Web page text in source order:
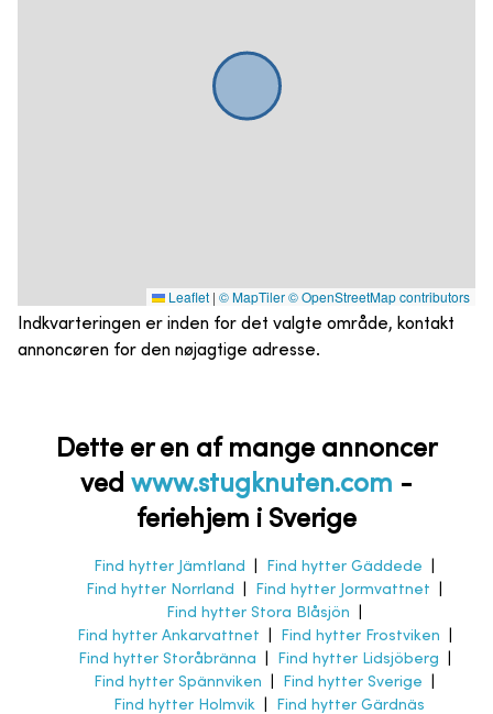
Leaflet | © MapTiler© OpenStreetMap contributors
Indkvarteringen er inden for det valgte område, kontakt
annoncøren for den nøjagtige adresse.
Dette er en af mange annoncer
ved www.stugknuten.com -
feriehjem i Sverige
Find hytter Jämtland Find hytter Gäddede
Find hytter Norrland
Find hytter Jormvattnet
Find hytter Stora Blåsjön
Find hytter Ankarvattnet
Find hytter Frostviken
Find hytter Storåbränna
Find hytter Lidsjöberg
Find hytter Spännviken
Find hytter Sverige
Find hytter Holmvik| Find hytter Gärdnäs